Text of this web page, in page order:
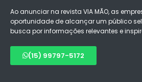
Ao anunciar na revista VIA MÃO, as
oportunidade de alcançar um público
busca por informações relevantes e
(15) 99797-5172